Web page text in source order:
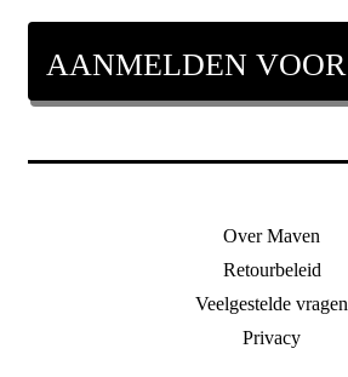
Over Maven
Retourbeleid
Veelgestelde vragen
Privacy